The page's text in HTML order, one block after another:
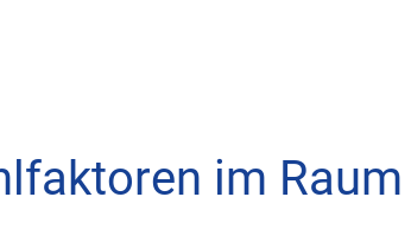
im Raum